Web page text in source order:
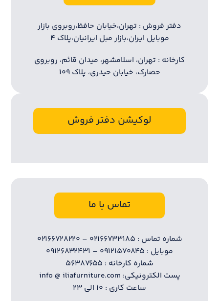
دفتر فروش : تهران،خیابان حافظ،روبروی بازار
موبایل ایران،بازار مبل ایرانیان،پلاک ۴
کارخانه : تهران، اسلامشهر، میدان قائم، روبروی
حصارک، خیابان حیدری، پلاک ۱۰۹
لوکیشن دفتر فروش
تماس با ما
شماره تماس : ۰۲۱۶۶۷۳۳۱۸۵ – ۰۲۱۶۶۷۲۸۲۲۰
موبایل : ۰۹۱۲۱۵۷۰۸۴۵ – ۰۹۱۲۶۸۳۲۴۳۱
شماره کارخانه : ۵۶۳۸۷۶۵۵
پست الکترونیکی: info @ iliafurniture.com
ساعت کاری : ۱۰ الی ۲۳